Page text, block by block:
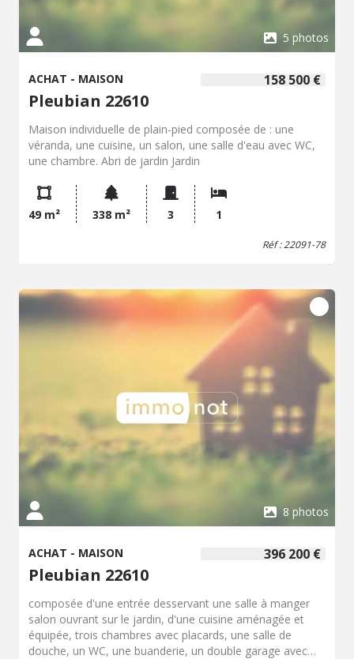
5 photos
158 500 €
ACHAT - MAISON
Pleubian 22610
Maison individuelle de plain-pied composée de : une
véranda, une cuisine, un salon, une salle d'eau avec WC,
une chambre. Abri de jardin Jardin
49 m² 338 m² 3 1
Réf : 22091-78
8 photos
396 200 €
ACHAT - MAISON
Pleubian 22610
composée d'une entrée desservant une salle à manger
salon ouvrant sur le jardin, d'une cuisine aménagée et
équipée, trois chambres avec placards, une salle de
douche, un WC, une buanderie, un double garage avec